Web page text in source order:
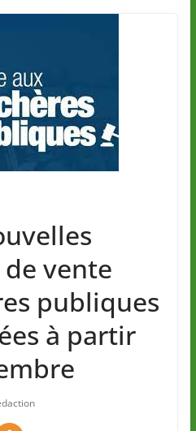
vente
publiques
à partir